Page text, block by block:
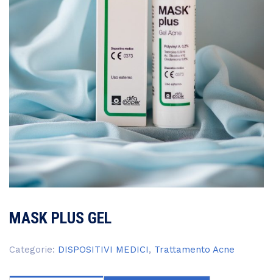
MASK PLUS GEL
Categorie: DISPOSITIVI MEDICI, Trattamento Acne